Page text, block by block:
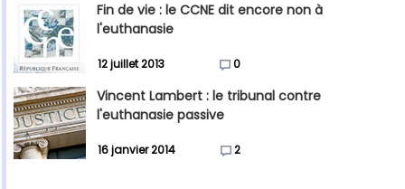
Fin de vie : le CCNE dit encore non à
l'euthanasie
12 juillet 2013 0
Vincent Lambert : le tribunal contre
l'euthanasie passive
16 janvier 2014 2